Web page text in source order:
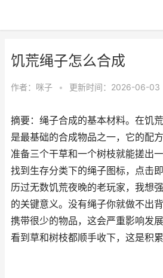
饥荒绳子怎么合成
作者： 咪子 • 更新时间：2026-06-03
摘要：绳子合成的基本材料。在饥
是最基础的合成物品之一，它的配
准备三个干草和一个树枝就能搓出
找到生存分类下的绳子图标，点击
历过无数饥荒夜晚的老玩家，我想
的关键意义。没有绳子你就做不出
携带很少的物品，这会严重影响发
看到草和树枝都顺手收下，这是积